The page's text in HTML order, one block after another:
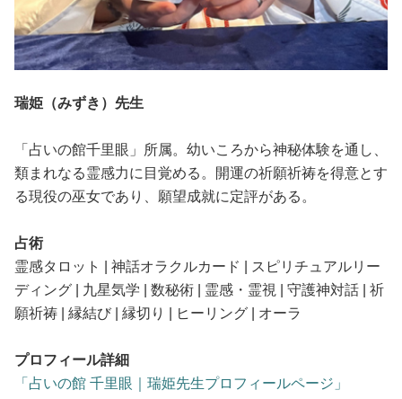
瑞姫（みずき）先生
「占いの館千里眼」所属。幼いころから神秘体験を通し、
類まれなる霊感力に目覚める。開運の祈願祈祷を得意とす
る現役の巫女であり、願望成就に定評がある。
占術
霊感タロット | 神話オラクルカード | スピリチュアルリー
ディング | 九星気学 | 数秘術 | 霊感・霊視 | 守護神対話 | 祈
願祈祷 | 縁結び | 縁切り | ヒーリング | オーラ
プロフィール詳細
「占いの館 千里眼｜瑞姫先生プロフィールページ」